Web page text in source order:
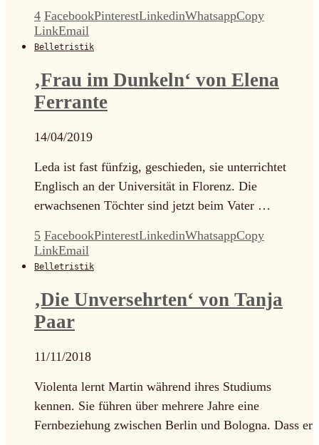
4 FacebookPinterestLinkedinWhatsappCopy
LinkEmail
Belletristik
‚Frau im Dunkeln‘ von Elena
Ferrante
14/04/2019
Leda ist fast fünfzig, geschieden, sie unterrichtet
Englisch an der Universität in Florenz. Die
erwachsenen Töchter sind jetzt beim Vater …
5 FacebookPinterestLinkedinWhatsappCopy
LinkEmail
Belletristik
‚Die Unversehrten‘ von Tanja
Paar
11/11/2018
Violenta lernt Martin während ihres Studiums
kennen. Sie führen über mehrere Jahre eine
Fernbeziehung zwischen Berlin und Bologna. Dass er